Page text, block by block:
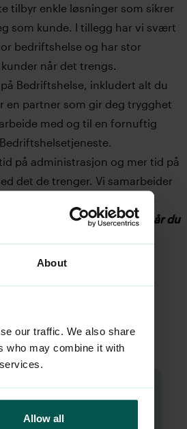
About
our traffic. We also share
who may combine it with
Allow all
tilbyr enkle løsninger som sikrer
som kunde. I tillegg har vi svært
bedriftshelse og har stor
når det trengs.
Bedriftshelse, inkludert alt du
en partner som gir deg trygghet
med og til en fornuftig
på administrasjon og mer tid på
det de trenger. Vi samarbeider
en god og helhetlig løsning –
BHT’s grunnpakke når du
100 ansatte:
per måned